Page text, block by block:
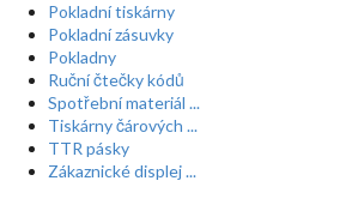
Pokladní tiskárny
Pokladní zásuvky
Pokladny
Ruční čtečky kódů
Spotřební materiál ...
Tiskárny čárových ...
TTR pásky
Zákaznické displej ...